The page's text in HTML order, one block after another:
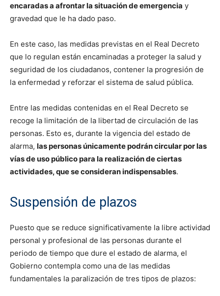
encaradas a afrontar la situación de emergencia y
gravedad que le ha dado paso.
En este caso, las medidas previstas en el Real Decreto
que lo regulan están encaminadas a proteger la salud y
seguridad de los ciudadanos, contener la progresión de
la enfermedad y reforzar el sistema de salud pública.
Entre las medidas contenidas en el Real Decreto se
recoge la limitación de la libertad de circulación de las
personas. Esto es, durante la vigencia del estado de
alarma, las personas únicamente podrán circular por las
vías de uso público para la realización de ciertas
actividades, que se consideran indispensables.
Suspensión de plazos
Puesto que se reduce significativamente la libre actividad
personal y profesional de las personas durante el
periodo de tiempo que dure el estado de alarma, el
Gobierno contempla como una de las medidas
fundamentales la paralización de tres tipos de plazos: